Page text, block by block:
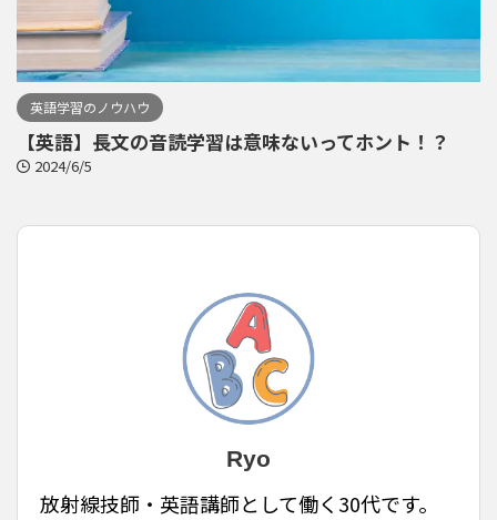
英語学習のノウハウ
【英語】長文の音読学習は意味ないってホント！？
2024/6/5
Ryo
放射線技師・英語講師として働く30代です。